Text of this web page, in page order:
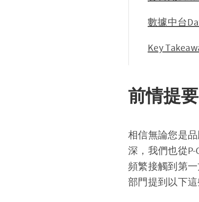
數據中台
Key
前情提要
相信無論您是
深，我們也從P-
頻繁接觸到第
部門提到以下